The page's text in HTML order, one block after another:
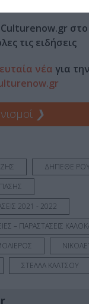
στο
τις ειδήσεις
νέα για
❯
ΔΗΠΕΘΕ
2021 - 2022
– ΠΑΡΑΣΤΑΣΕΙΣ
ΣΤΕΛΛΑ ΚΑΛΤΣΟΥ